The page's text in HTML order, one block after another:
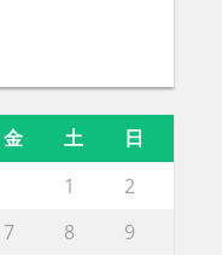
金 土
日
1
2
7 8
9